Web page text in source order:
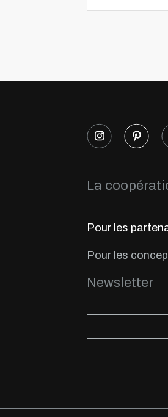
La
Pour les
Pour les
Newsletter